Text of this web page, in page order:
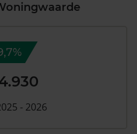
- 2026